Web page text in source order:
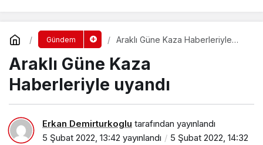
Gündem
Araklı Güne Kaza Haberleriyle
Araklı Güne Kaza
Haberleriyle uyandı
Erkan Demirturkoglu tarafından yayınlandı
5 Şubat 2022, 13:42 yayınlandı
5 Şubat 2022, 14:32